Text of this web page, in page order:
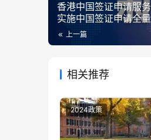
香港中国签证申请服
实施中国签证申请全
上一篇
相关推荐
2024政策